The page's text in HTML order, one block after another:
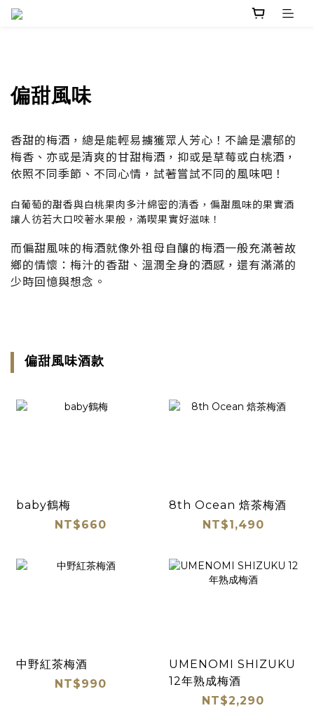
偏甜風味
香甜的梅酒，總是能輕易擄獲眾人芳心！不論是濃郁的
梅香、亦或是清爽的甘甜梅酒，抑或是草莓或白桃酒，
依照不同季節、不同心情，試著嘗試不同的風味吧！
白葡萄的甜香與白桃果肉多汁綿密的清香，偏甜風味的果實酒
讓人彷若大口咬著水果般，滿喫果實好滋味！
而偏甜風味的梅酒就像外祖母自釀的梅酒一般充滿著故
鄉的情懷：梅汁的香甜、溫潤全身的酒感，還有滿滿的
少時回憶與想念。
偏甜風味酒款
baby鶴梅
NT$660
8th Ocean 焙茶梅酒
NT$1,490
中野紅茶梅酒
NT$990
UMENOMI SHIZUKU
12年熟成梅酒
NT$2,290